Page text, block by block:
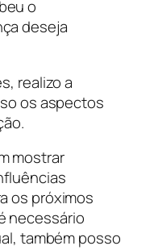
o
deseja
realizo a
os aspectos
mostrar
os próximos
necessário
também posso